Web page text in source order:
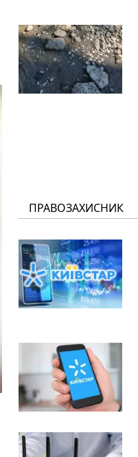
ПРАВОЗАХИСНИК